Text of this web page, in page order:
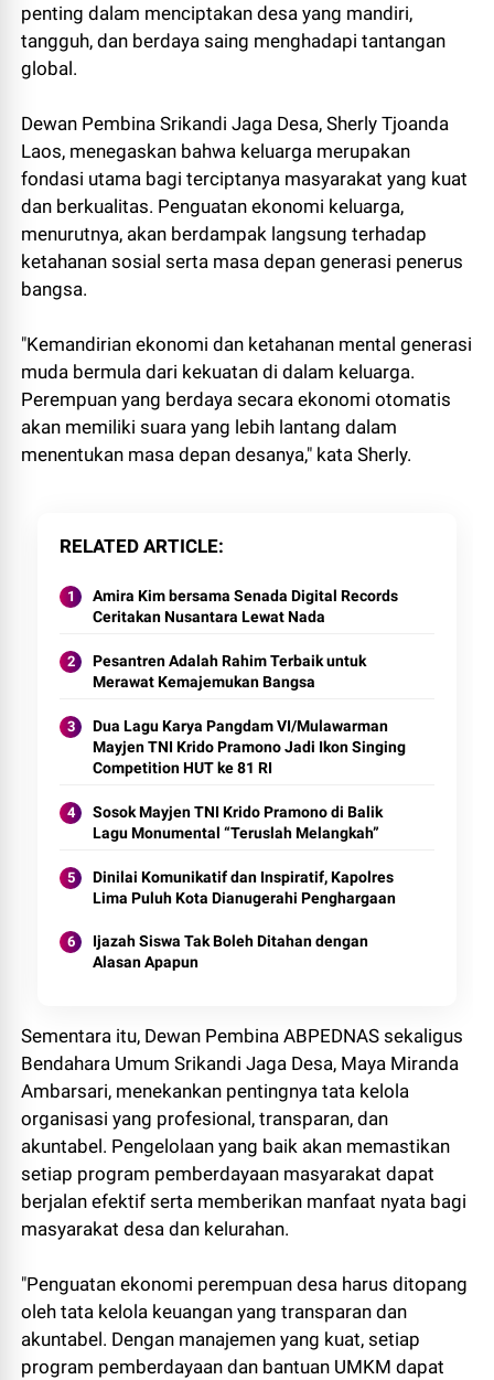
penting dalam menciptakan desa yang mandiri,
tangguh, dan berdaya saing menghadapi tantangan
global.
Dewan Pembina Srikandi Jaga Desa, Sherly Tjoanda
Laos, menegaskan bahwa keluarga merupakan
fondasi utama bagi terciptanya masyarakat yang kuat
dan berkualitas. Penguatan ekonomi keluarga,
menurutnya, akan berdampak langsung terhadap
ketahanan sosial serta masa depan generasi penerus
bangsa.
"Kemandirian ekonomi dan ketahanan mental generasi
muda bermula dari kekuatan di dalam keluarga.
Perempuan yang berdaya secara ekonomi otomatis
akan memiliki suara yang lebih lantang dalam
menentukan masa depan desanya," kata Sherly.
RELATED ARTICLE
Amira Kim bersama Senada Digital Records
Ceritakan Nusantara Lewat Nada
Pesantren Adalah Rahim Terbaik untuk
Merawat Kemajemukan Bangsa
Dua Lagu Karya Pangdam VI/Mulawarman
Mayjen TNI Krido Pramono Jadi Ikon Singing
Competition HUT ke 81 RI
Sosok Mayjen TNI Krido Pramono di Balik
Lagu Monumental “Teruslah Melangkah”
Dinilai Komunikatif dan Inspiratif, Kapolres
Lima Puluh Kota Dianugerahi Penghargaan
Ijazah Siswa Tak Boleh Ditahan dengan
Alasan Apapun
Sementara itu, Dewan Pembina ABPEDNAS sekaligus
Bendahara Umum Srikandi Jaga Desa, Maya Miranda
Ambarsari, menekankan pentingnya tata kelola
organisasi yang profesional, transparan, dan
akuntabel. Pengelolaan yang baik akan memastikan
setiap program pemberdayaan masyarakat dapat
berjalan efektif serta memberikan manfaat nyata bagi
masyarakat desa dan kelurahan.
"Penguatan ekonomi perempuan desa harus ditopang
oleh tata kelola keuangan yang transparan dan
akuntabel. Dengan manajemen yang kuat, setiap
program pemberdayaan dan bantuan UMKM dapat